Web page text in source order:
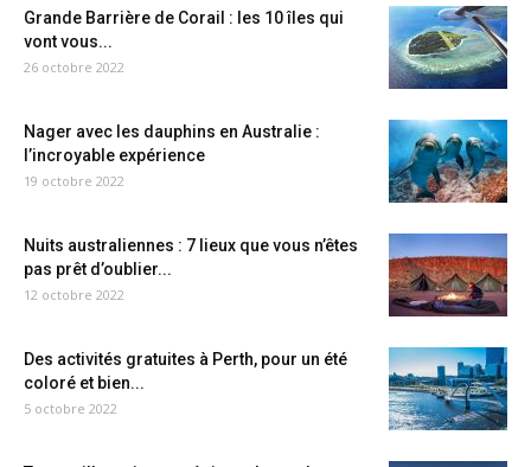
Grande Barrière de Corail : les 10 îles qui
vont vous...
26 octobre 2022
Nager avec les dauphins en Australie :
l’incroyable expérience
19 octobre 2022
Nuits australiennes : 7 lieux que vous n’êtes
pas prêt d’oublier...
12 octobre 2022
Des activités gratuites à Perth, pour un été
coloré et bien...
5 octobre 2022